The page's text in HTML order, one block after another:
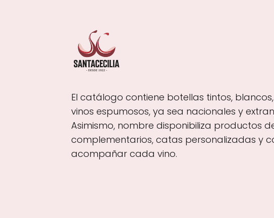
El catálogo contiene botellas tintos,
vinos espumosos, ya sea nacionales y
Asimismo, nombre disponibiliza productos
complementarios, catas personalizadas y
acompañar cada vino.